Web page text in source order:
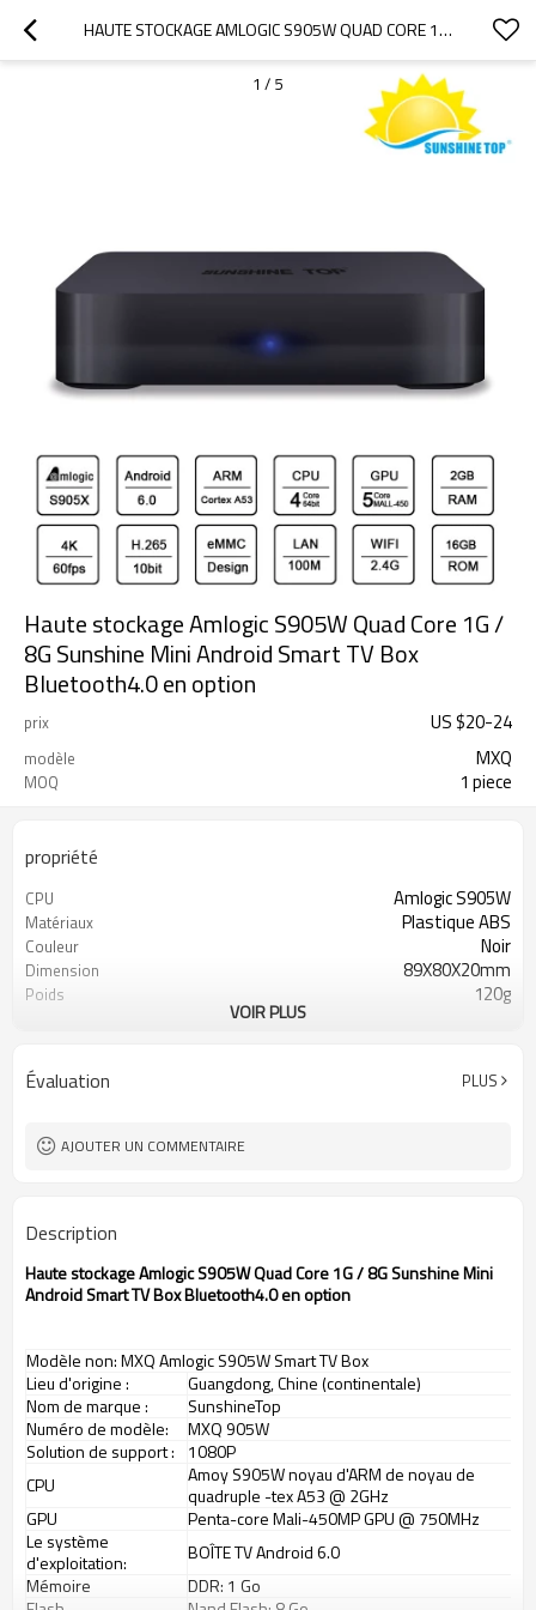
HAUTE STOCKAGE AMLOGIC S905W QUAD CORE 1G / 8G SUNSHINE MINI ANDROID SMART TV BOX BLUETOOTH4.0 EN OPTION
1 / 5
Haute stockage Amlogic S905W Quad Core 1G /
8G Sunshine Mini Android Smart TV Box
Bluetooth4.0 en option
prix US $20-24
modèle MXQ
MOQ 1 piece
propriété
CPU Amlogic S905W
Matériaux Plastique ABS
Couleur Noir
Dimension 89X80X20mm
Poids 120g
Manière d'expédition
Heure de livraison 20 ~ 30 jours
VOIR PLUS
Évaluation PLUS
AJOUTER UN COMMENTAIRE
Description
Haute stockage Amlogic S905W Quad Core 1G / 8G Sunshine Mini
Android Smart TV Box Bluetooth4.0 en option
Modèle non: MXQ Amlogic S905W Smart TV Box
Lieu d'origine:
Guangdong, Chine (continentale)
Nom de marque:
SunshineTop
Numérodemodèle:
MXQ 905W
Solution de support:
1080P
CPU
Amoy S905W noyau d'ARM de noyau de
quadruple -tex A53 @ 2GHz
GPU
Penta-core Mali-450MP GPU @ 750MHz
Le système
d'exploitation:
BOÎTE TV Android 6.0
Mémoire
DDR: 1 Go